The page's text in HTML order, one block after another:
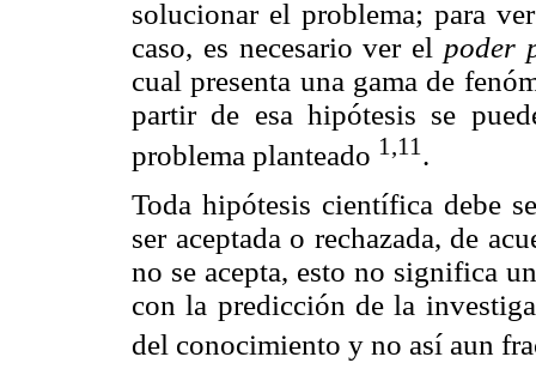
solucionar el problema; para
caso, es necesario ver el poder
cual presenta una gama de
partir de esa hipótesis se
problema planteado 1,11 .
Toda hipótesis científica debe
ser aceptada o rechazada, de
no se acepta, esto no significa
con la predicción de la
del conocimiento y no así aun